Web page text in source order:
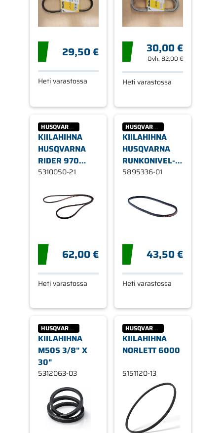
29,50 €
Heti varastossa
30,00 €
Ovh. 82,00 €
Heti varastossa
HUSQVARNA
KIILAHIHNA
HUSQVARNA
RIDER 970
LEIKKUULAITE
5310050-21
62,00 €
Heti varastossa
HUSQVARNA
KIILAHIHNA
HUSQVARNA
RUNKONIVEL-
HYDRO R111B
5895336-01
43,50 €
Heti varastossa
HUSQVARNA
KIILAHIHNA
M50S 3/8" X
30"
5312063-03
HUSQVARNA
KIILAHIHNA
NORLETT 6000
5151120-13